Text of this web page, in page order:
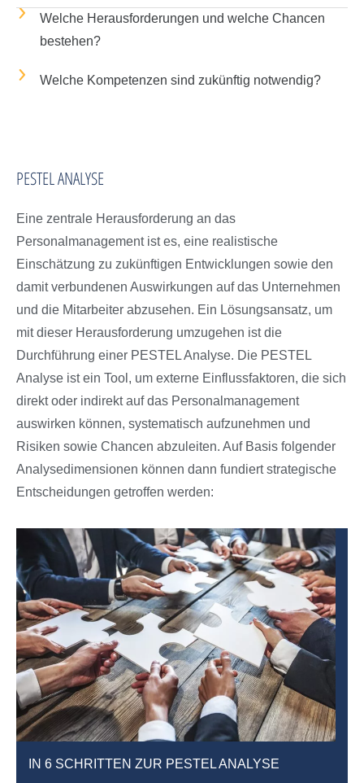
Welche Herausforderungen und welche Chancen
bestehen?
Welche Kompetenzen sind zukünftig notwendig?
PESTEL ANALYSE
Eine zentrale Herausforderung an das
Personalmanagement ist es, eine realistische
Einschätzung zu zukünftigen Entwicklungen sowie den
damit verbundenen Auswirkungen auf das Unternehmen
und die Mitarbeiter abzusehen. Ein Lösungsansatz, um
mit dieser Herausforderung umzugehen ist die
Durchführung einer PESTEL Analyse. Die PESTEL
Analyse ist ein Tool, um externe Einflussfaktoren, die sich
direkt oder indirekt auf das Personalmanagement
auswirken können, systematisch aufzunehmen und
Risiken sowie Chancen abzuleiten. Auf Basis folgender
Analysedimensionen können dann fundiert strategische
Entscheidungen getroffen werden:
IN 6 SCHRITTEN ZUR PESTEL ANALYSE